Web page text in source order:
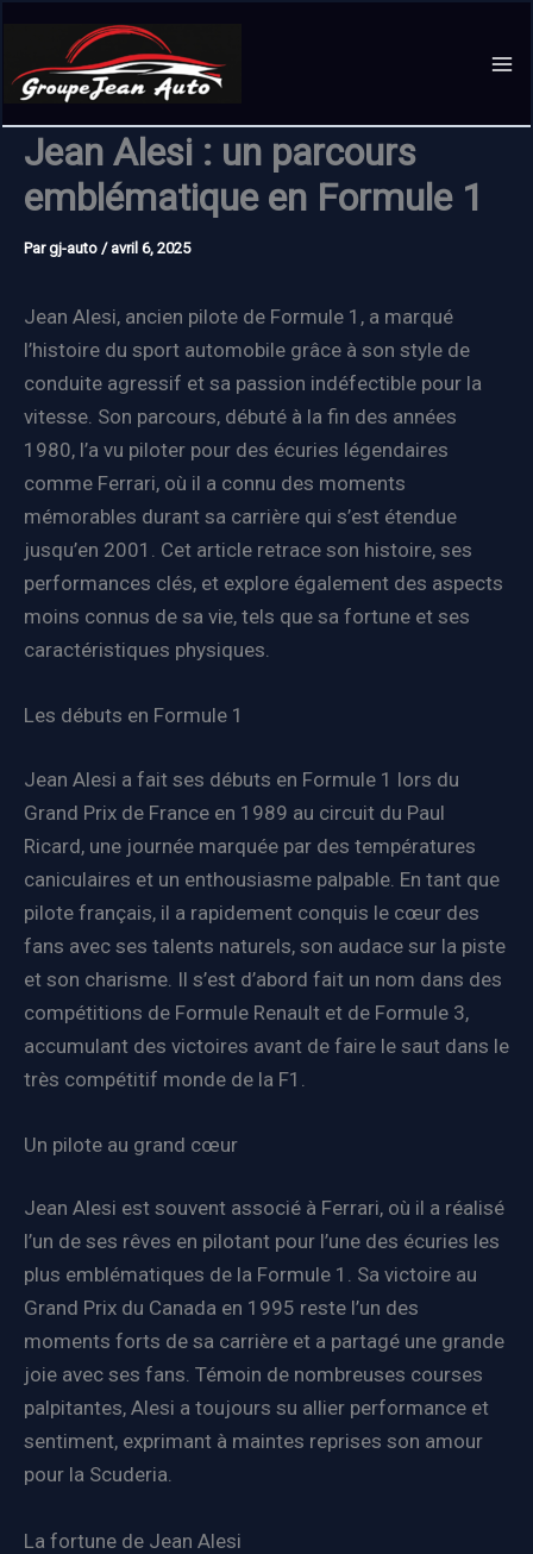
contenu
Jean Alesi : un parcours
emblématique en Formule 1
Pargj-auto / avril 6, 2025
Jean Alesi, ancien pilote de Formule 1, a marqué
l’histoire du sport automobile grâce à son style de
conduite agressif et sa passion indéfectible pour la
vitesse. Son parcours, débuté à la fin des années
1980, l’a vu piloter pour des écuries légendaires
comme Ferrari, où il a connu des moments
mémorables durant sa carrière qui s’est étendue
jusqu’en 2001. Cet article retrace son histoire, ses
performances clés, et explore également des aspects
moins connus de sa vie, tels que sa fortune et ses
caractéristiques physiques.
Les débuts en Formule 1
Jean Alesi a fait ses débuts en Formule 1 lors du
Grand Prix de France en 1989 au circuit du Paul
Ricard, une journée marquée par des températures
caniculaires et un enthousiasme palpable. En tant que
pilote français, il a rapidement conquis le cœur des
fans avec ses talents naturels, son audace sur la piste
et son charisme. Il s’est d’abord fait un nom dans des
compétitions de Formule Renault et de Formule 3,
accumulant des victoires avant de faire le saut dans le
très compétitif monde de la F1.
Un pilote au grand cœur
Jean Alesi est souvent associé à Ferrari, où il a réalisé
l’un de ses rêves en pilotant pour l’une des écuries les
plus emblématiques de la Formule 1. Sa victoire au
Grand Prix du Canada en 1995 reste l’un des
moments forts de sa carrière et a partagé une grande
joie avec ses fans. Témoin de nombreuses courses
palpitantes, Alesi a toujours su allier performance et
sentiment, exprimant à maintes reprises son amour
pour la Scuderia.
La fortune de Jean Alesi